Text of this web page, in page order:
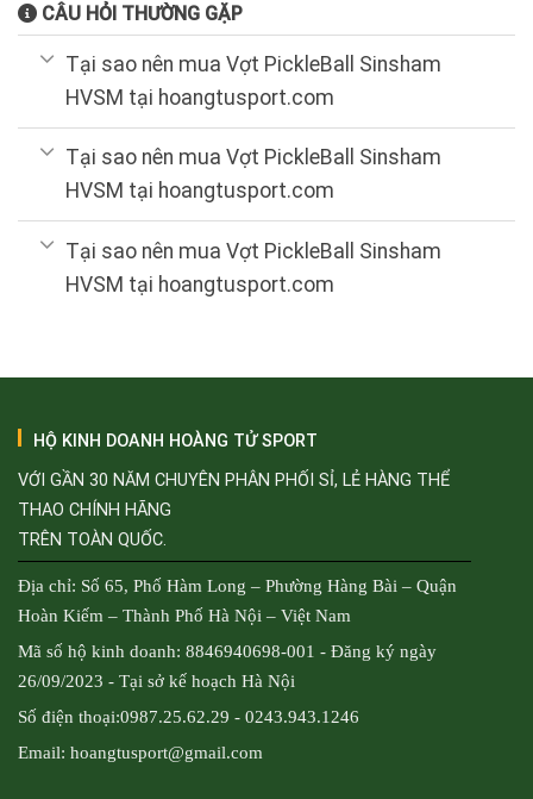
CÂU HỎI THƯỜNG GẶP
Tại sao nên mua Vợt PickleBall Sinsham
HVSM tại hoangtusport.com
Tại sao nên mua Vợt PickleBall Sinsham
HVSM tại hoangtusport.com
Tại sao nên mua Vợt PickleBall Sinsham
HVSM tại hoangtusport.com
HỘ KINH DOANH HOÀNG TỬ SPORT
VỚI GẦN 30 NĂM CHUYÊN PHÂN PHỐI SỈ, LẺ HÀNG THỂ
THAO CHÍNH HÃNG
TRÊN TOÀN QUỐC.
Địa chỉ: Số 65, Phố Hàm Long – Phường Hàng Bài – Quận
Hoàn Kiếm – Thành Phố Hà Nội – Việt Nam
Mã số hộ kinh doanh: 8846940698-001 - Đăng ký ngày
26/09/2023 - Tại sở kế hoạch Hà Nội
Số điện thoại:0987.25.62.29 - 0243.943.1246
Email: hoangtusport@gmail.com